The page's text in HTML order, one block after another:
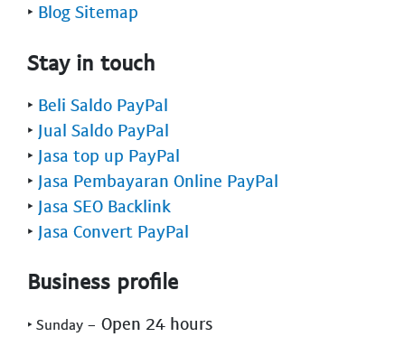
‣ Blog Sitemap
Stay in touch
‣ Beli Saldo PayPal
‣ Jual Saldo PayPal
‣ Jasa top up PayPal
‣ Jasa Pembayaran Online PayPal
‣ Jasa SEO Backlink
‣ Jasa Convert PayPal
Business profile
‣ Sunday - Open 24 hours